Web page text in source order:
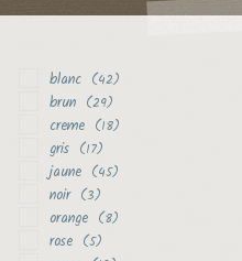
blanc (42)
brun (29)
creme (18)
gris (17)
jaune (45)
noir (3)
orange (8)
rose (5)